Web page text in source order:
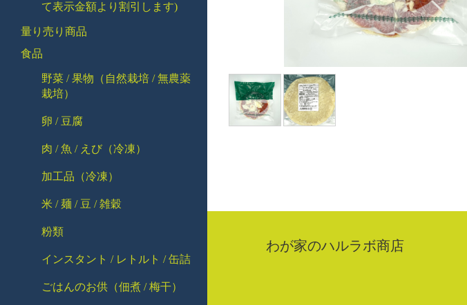
て表示金額より割引します)
量り売り商品
食品
野菜 / 果物（自然栽培 / 無農薬
栽培）
卵 / 豆腐
肉 / 魚 / えび（冷凍）
加工品（冷凍）
米 / 麺 / 豆 / 雑穀
粉類
インスタント / レトルト / 缶詰
ごはんのお供（佃煮 / 梅干）
わが家のハルラボ商店